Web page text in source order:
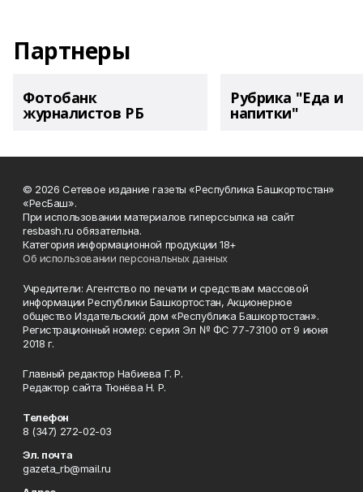
Партнеры
Фотобанк
журналистов РБ
Рубрика "Еда и
напитки"
© 2026 Сетевое издание газеты «Республика Башкортостан»
«РесБаш».
При использовании материалов гиперссылка на сайт
resbash.ru обязательна.
Категория информационной продукции 18+
Об использовании персональных данных
Учредители: Агентство по печати и средствам массовой
информации Республики Башкортостан, Акционерное
общество Издательский дом «Республика Башкортостан».
Регистрационный номер: серия Эл № ФС 77-73100 от 9 июня
2018 г.
Главный редактор Набиева Г. Р.
Редактор сайта Тюнёва Н. Р.
Телефон
8 (347) 272-02-03
Эл. почта
gazeta_rb@mail.ru